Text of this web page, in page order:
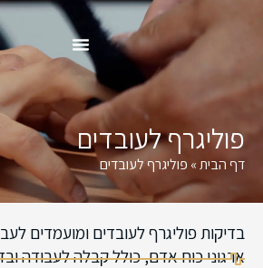
פוליגרף לעובדים
דף הבית» פוליגרף לעובדים
בדיקות פוליגרף לעובדים ומועמדים
ארגוני כוח אדם, כולל קבלה לעבודה